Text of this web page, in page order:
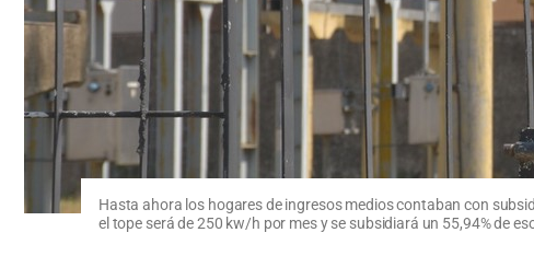
Hasta ahora los hogares de ingresos medios contaban con
el tope será de 250 kw/h por mes y se subsidiará un 55,94% de